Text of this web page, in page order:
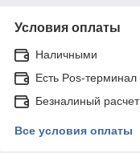
Условия оплаты
Наличными
Есть Pos-терминал
Безналиный расчет
Все условия оплаты